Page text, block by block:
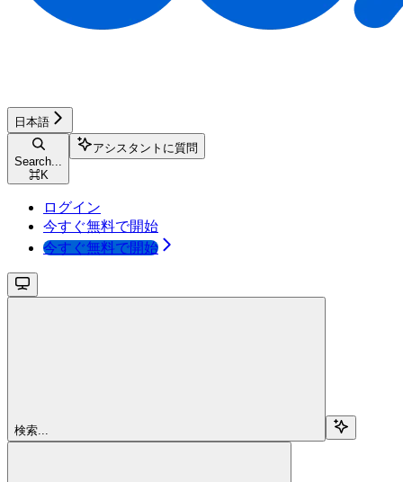
日本語
Search...
⌘K
アシスタントに質問
ログイン
今すぐ無料で開始
今すぐ無料で開始
検索...